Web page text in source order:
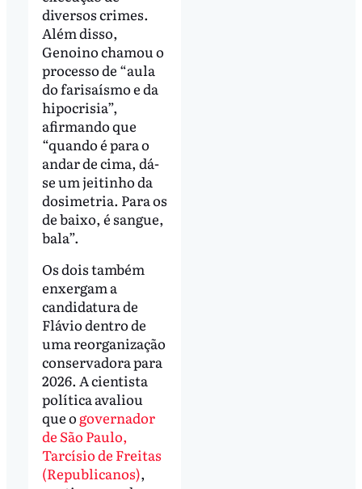
diversos crimes.
Além disso,
Genoino chamou o
processo de “aula
do farisaísmo e da
hipocrisia”,
afirmando que
“quando é para o
andar de cima, dá-
se um jeitinho da
dosimetria. Para os
de baixo, é sangue,
bala”.
Os dois também
enxergam a
candidatura de
Flávio dentro de
uma reorganização
conservadora para
2026. A cientista
política avaliou
que ogovernador
de São Paulo,
Tarcísio de Freitas
(Republicanos),